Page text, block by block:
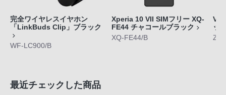
完全ワイヤレスイヤホン
「LinkBuds Clip」ブラック
WF-LC900/B
Xperia 10 VII SIMフリー XQ-
FE44 チャコールブラック
XQ-FE44/B
ッ
ZV-
最近チェックした商品